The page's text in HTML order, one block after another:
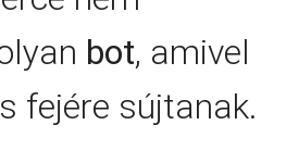
bot, amivel
fejére sújtanak.